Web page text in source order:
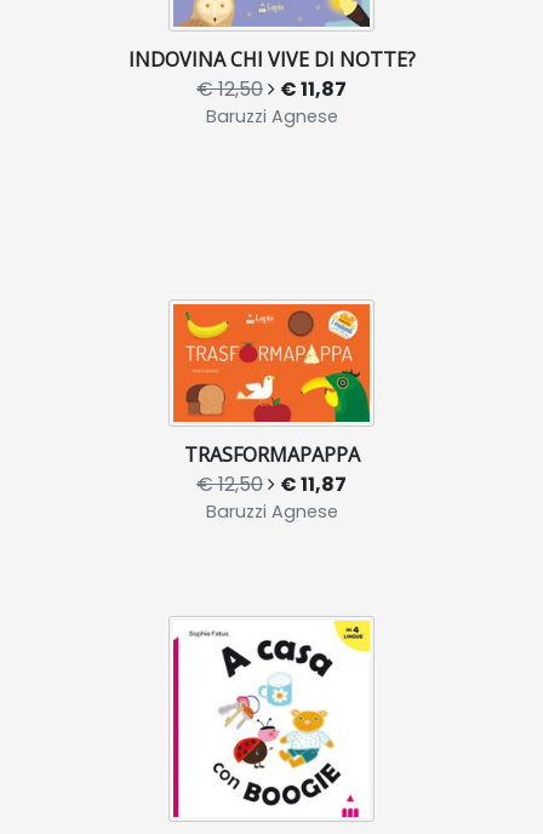
INDOVINA CHI VIVE DI NOTTE?
€ 12,50 € 11,87
Baruzzi Agnese
TRASFORMAPAPPA
€ 12,50 € 11,87
Baruzzi Agnese